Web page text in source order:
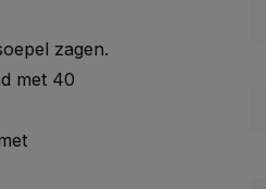
zagen.
met 40